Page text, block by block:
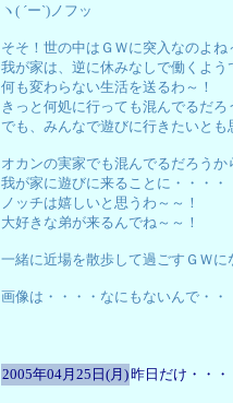
ヽ( ´ー`)ノフッ
そそ！世の中はＧＷに突入なのよね
我が家は、逆に休みなしで働くよう
何も変わらない生活を送るわ～！
きっと何処に行っても混んでるだろ
でも、みんなで遊びに行きたいとも
オカンの実家でも混んでるだろうか
我が家に遊びに来ることに・・・・
ノッチは嬉しいと思うわ～～！
大好きな弟が来るんでね～～！
一緒に近場を散歩して過ごすＧＷに
画像は・・・・なにもないんで・・
2005年04月25日(月)昨日だけ・・・